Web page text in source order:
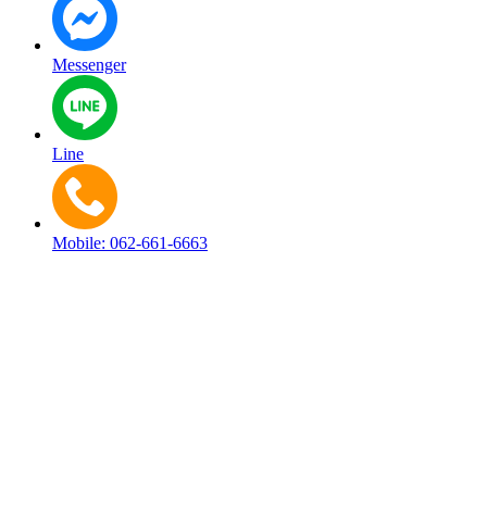
Messenger
Line
Mobile: 062-661-6663